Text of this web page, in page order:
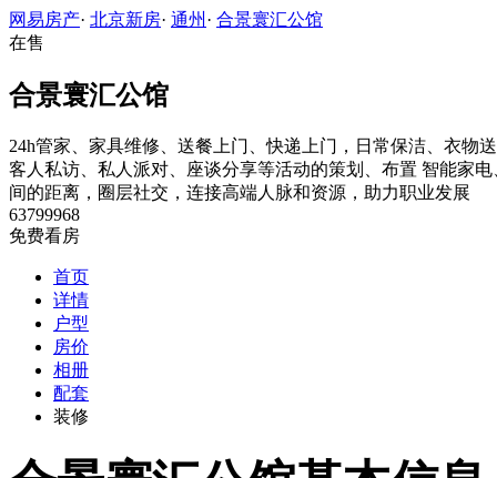
网易房产· 北京新房· 通州 · 合景寰汇公馆
在售
合景寰汇公馆
24h管家、家具维修、送餐上门、快递上门，日常保洁、衣物
客人私访、私人派对、座谈分享等活动的策划、布置 智能家
间的距离，圈层社交，连接高端人脉和资源，助力职业发展
63799968
免费看房
首页
详情
户型
房价
相册
配套
装修